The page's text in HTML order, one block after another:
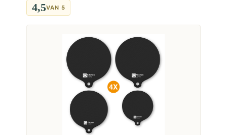
4,5VAN 5